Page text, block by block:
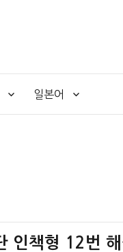
일본어
인책형 12번 해